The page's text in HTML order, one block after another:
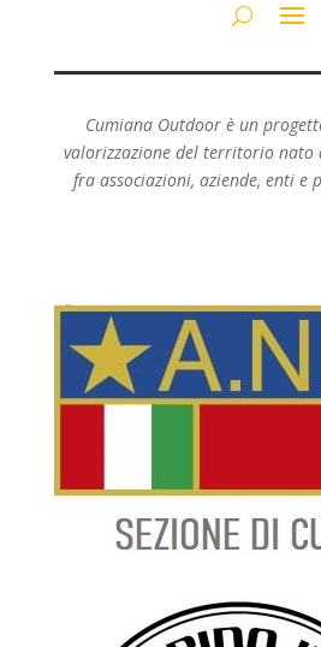
Cumiana Outdoor è un
valorizzazione del territorio nato
fra associazioni, aziende, enti e